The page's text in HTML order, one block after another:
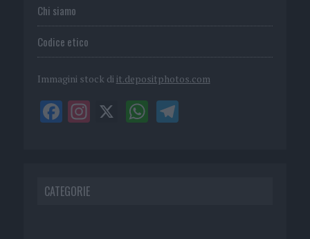
Chi siamo
Codice etico
Immagini stock di it.depositphotos.com
CATEGORIE